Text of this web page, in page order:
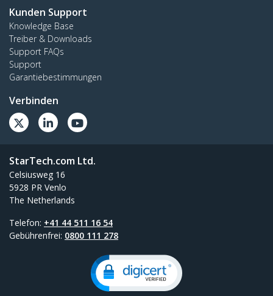
Kunden Support
Knowledge Base
Treiber & Downloads
Support FAQs
Support
Garantiebestimmungen
Verbinden
StarTech.com Ltd.
Celsiusweg 16
5928 PR Venlo
The Netherlands
Telefon: +41 44 511 16 54
Gebührenfrei: 0800 111 278